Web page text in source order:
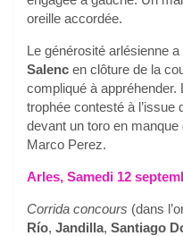
oreille accordée.
Le générosité arlésienne
Salenc en clôture de la
compliqué à
trophée contesté à l’issue
devant un toro en
Marco Perez.
Arles, Samedi 12
Corrida concours (dans
Río, Jandilla, Santiago